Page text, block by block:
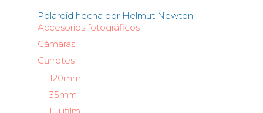
Polaroid hecha por Helmut Newton.
Accesorios fotográficos
Cámaras
Carretes
120mm
35mm